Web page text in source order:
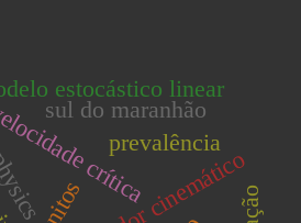
crítica
estocástico linear
sul do maranhão
prevalência